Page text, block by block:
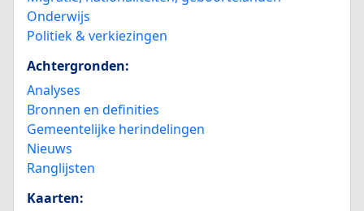
Onderwijs
Politiek & verkiezingen
Achtergronden:
Analyses
Bronnen en definities
Gemeentelijke herindelingen
Nieuws
Ranglijsten
Kaarten: